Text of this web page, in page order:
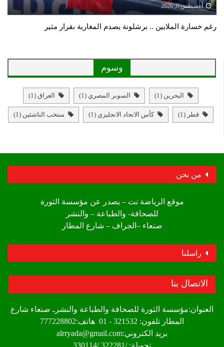
أغسطس 6, 2026
رغم خسارة الملايين .. برشلونة يصدم المغاربة بقرار مثير
وسوم
البحرين (1) السوبر المصري (1) العراق (1)
قطر (1) كأس الاتحاد الانجليزي (1) منتخب الناشئين (1)
من نحن
موقع الرياضة نت – يصدر عن مؤسسة الثورة
للصحافة- والطباعة – والنشر
صنعاء –الجراف – شارع المطار
راسلنا
الاتصال بنا
العنوان:مؤسسة الثورة للصحافة والطباعة والنشرـ صنعاء شارع
المطار تلفون: 321532 - 01 هاتف:777228802
بريد الكتروني:alrryada@gmail.com
تحويلة: /322281 /330114